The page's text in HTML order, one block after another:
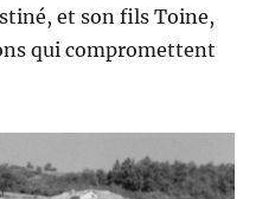
et son fils Toine,
qui compromettent